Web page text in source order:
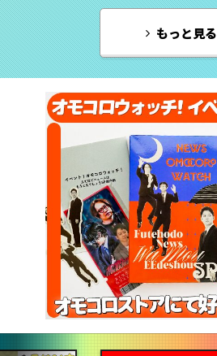
もっと見る